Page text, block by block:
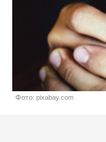
Фото: pixabay.com